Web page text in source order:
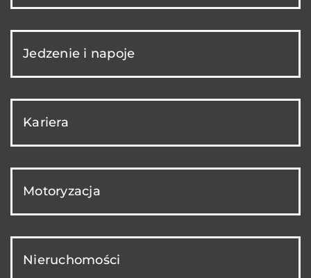
Jedzenie i napoje
Kariera
Motoryzacja
Nieruchomości